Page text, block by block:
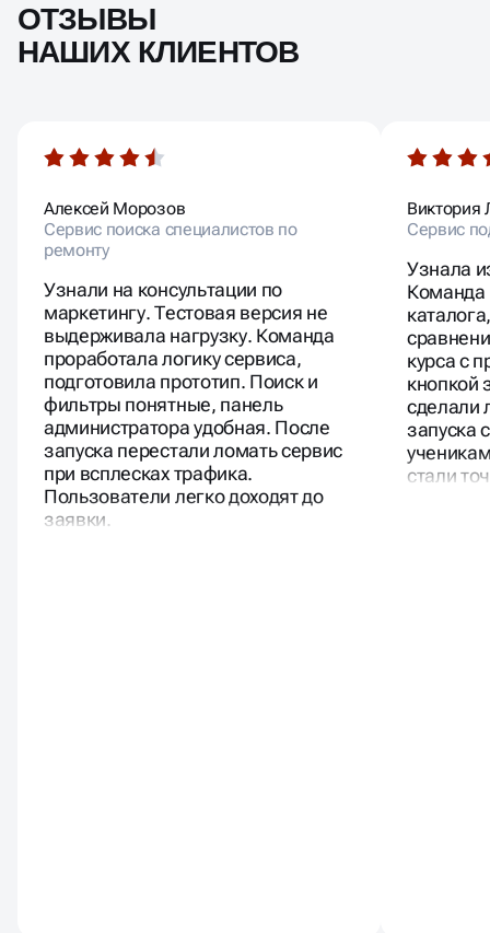
ОТЗЫВЫ
Алексей Морозов
Сервис поиска специалистов по
ремонту
Узнали на консультации по
маркетингу. Тестовая версия не
выдерживала нагрузку. Команда
проработала логику сервиса,
подготовила прототип. Поиск и
фильтры понятные, панель
администратора удобная. После
запуска перестали ломать сервис
при всплесках трафика.
Пользователи легко доходят до
Виктория
Сервис
Узнала
Команда
курса с
кнопкой
сделали
запуска